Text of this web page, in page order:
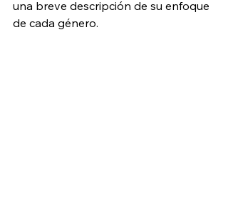
una breve descripción de su enfoque
de cada género.